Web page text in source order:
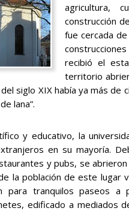
agricultura,
construcción
fue cercada
recibió el
territorio
siglo XIX había ya más
lana”.
y educativo, la
en su mayoría.
y pubs, se
la población de este lugar
para tranquilos paseos a
edificado a mediados